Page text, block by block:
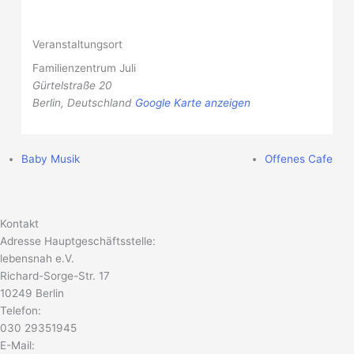
Veranstaltungsort
Familienzentrum Juli
Gürtelstraße 20
Berlin, Deutschland Google Karte anzeigen
Baby Musik Offenes Cafe
Kontakt
Adresse Hauptgeschäftsstelle:
lebensnah e.V.
Richard-Sorge-Str. 17
10249 Berlin
Telefon:
030 29351945
E-Mail: